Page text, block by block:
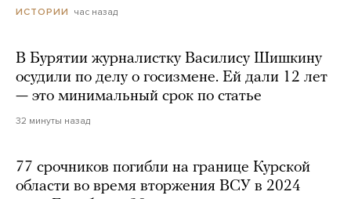
ИСТОРИИ час назад
В Бурятии журналистку Василису Шишкину
осудили по делу о госизмене. Ей дали 12 лет
— это минимальный срок по статье
32 минуты назад
77 срочников погибли на границе Курской
области во время вторжения ВСУ в 2024